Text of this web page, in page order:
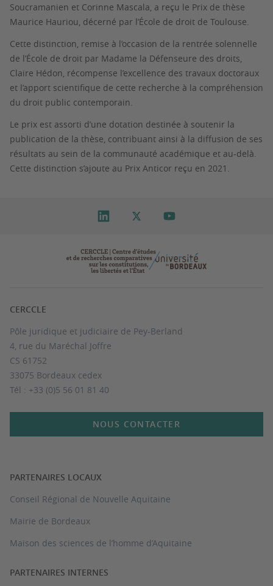
Soucramanien et Corinne Mascala, a reçu le Prix de thèse
Maurice Hauriou, décerné par l’École de droit de Toulouse.
Cette distinction, remise à l’occasion de la rentrée solennelle
de l’École de droit par Madame la Défenseure des droits,
Claire Hédon, récompense l’excellence des travaux doctoraux
et l’apport scientifique de cette recherche à la compréhension
du droit public contemporain.
Le prix est assorti d’une dotation destinée à soutenir la
publication de la thèse, contribuant ainsi à la diffusion de ses
résultats au sein de la communauté académique et au-delà.
Cette distinction s’ajoute au Prix Anticor reçu en 2021.
CERCCLE
Pôle juridique et judiciaire de Pey-Berland
4, rue du Maréchal Joffre
CS 61752
33075 Bordeaux cedex
Tél : +33 (0)5 56 01 81 40
NOUS CONTACTER
PARTENAIRES LOCAUX
Conseil Régional de Nouvelle Aquitaine
Mairie de Bordeaux
Maison des sciences de l’homme d’Aquitaine
PARTENAIRES INTERNES